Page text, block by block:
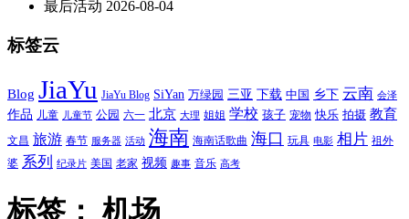
最后活动 2026-08-04
标签云
Blog JiaYu JiaYu Blog SiYan 万绿园 三亚 下载 中国 乡下 云南 会泽
作品 儿童 儿童节 公园 六一 北京 大理 姐姐 学校 孩子 宠物 快乐 拍摄 教育
文昌 旅游 春节 服务器 活动 海南 海南话歌曲 海口 玩具 电影 相片 祖外
婆 系列 纪录片 美国 老家 视频 趣事 音乐 高考
标签：机场